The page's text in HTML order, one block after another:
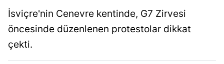
Antalya
Artvin
İsviçre'nin Cenevre kentinde, G7 Zirvesi
öncesinde düzenlenen protestolar dikkat
çekti.